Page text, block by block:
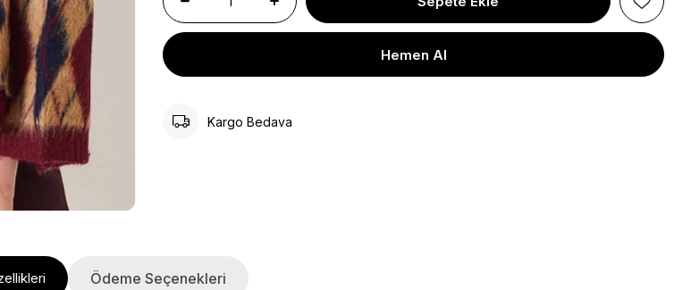
Kargo Bedava
Ödeme Seçenekleri